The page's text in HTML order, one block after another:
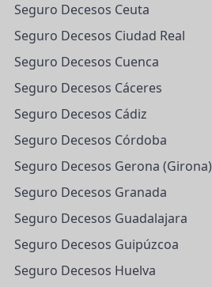
Seguro Decesos Ceuta
Seguro Decesos Ciudad Real
Seguro Decesos Cuenca
Seguro Decesos Cáceres
Seguro Decesos Cádiz
Seguro Decesos Córdoba
Seguro Decesos Gerona (Girona)
Seguro Decesos Granada
Seguro Decesos Guadalajara
Seguro Decesos Guipúzcoa
Seguro Decesos Huelva